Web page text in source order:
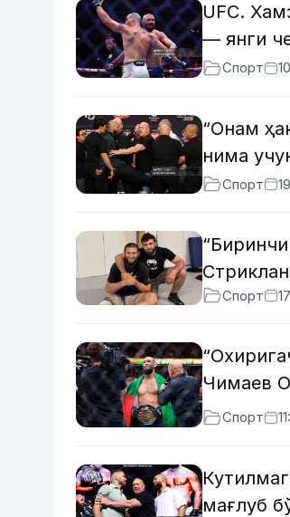
UFC.
— янги
Спорт
“Онам
нима
Спорт
Спорт
Чимаев
Спорт
мағлуб